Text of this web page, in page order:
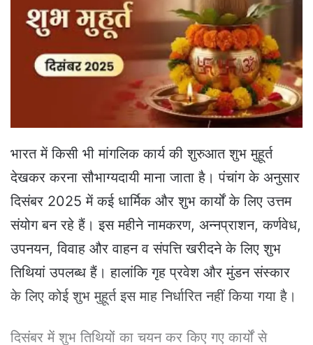
n
e
m
a
भारत में किसी भी मांगलिक कार्य की शुरुआत शुभ मुहूर्त
देखकर करना सौभाग्यदायी माना जाता है। पंचांग के अनुसार
दिसंबर 2025 में कई धार्मिक और शुभ कार्यों के लिए उत्तम
संयोग बन रहे हैं। इस महीने नामकरण, अन्नप्राशन, कर्णवेध,
उपनयन, विवाह और वाहन व संपत्ति खरीदने के लिए शुभ
तिथियां उपलब्ध हैं। हालांकि गृह प्रवेश और मुंडन संस्कार
के लिए कोई शुभ मुहूर्त इस माह निर्धारित नहीं किया गया है।
दिसंबर में शुभ तिथियों का चयन कर किए गए कार्यों से